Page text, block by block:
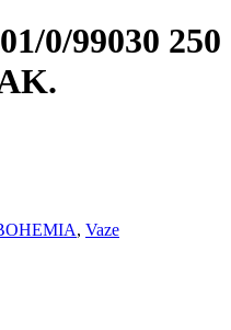
0/99030 250
, Vaze